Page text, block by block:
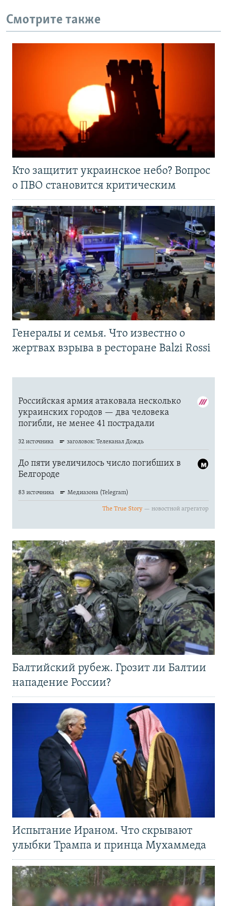
Смотрите также
Кто защитит украинское небо? Вопрос
о ПВО становится критическим
Генералы и семья. Что известно о
жертвах взрыва в ресторане Balzi Rossi
Балтийский рубеж. Грозит ли Балтии
нападение России?
Испытание Ираном. Что скрывают
улыбки Трампа и принца Мухаммеда